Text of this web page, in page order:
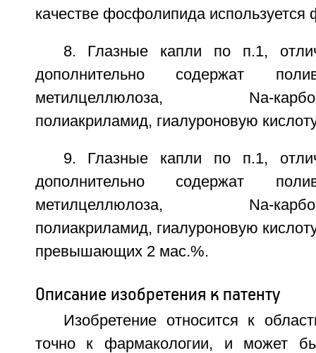
качестве фосфолипида
8. Глазные капли по п.1,
дополнительно содержат
метилцеллюлоза, Na-
полиакриламид, гиалуроновую
9. Глазные капли по п.1,
дополнительно содержат
метилцеллюлоза, Na-
полиакриламид, гиалуроновую
превышающих 2 мас.%.
Описание изобретения к патенту
Изобретение относится к
точно к фармакологии, и может